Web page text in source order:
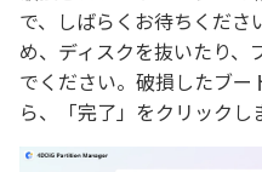
で、しばらくお待ちくださ
め、ディスクを抜いたり、
でください。破損したブ
ら、「完了」をクリックし